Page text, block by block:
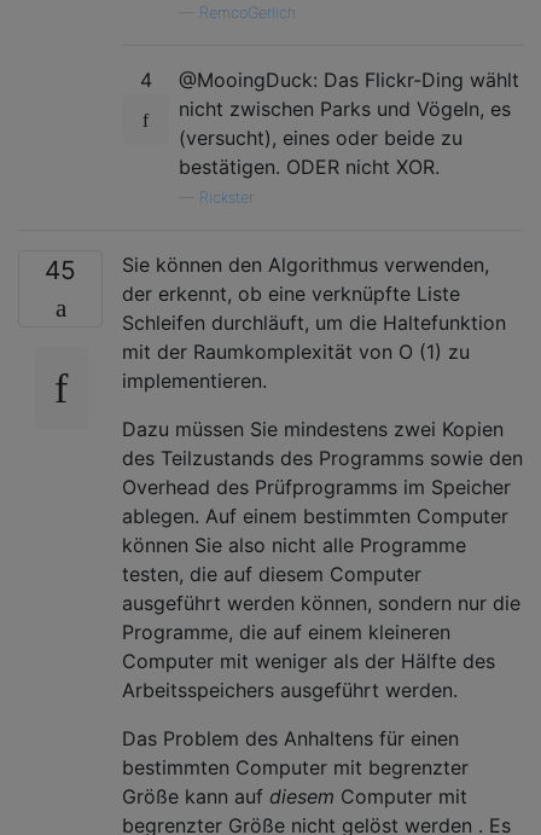
RemcoGerlich
4
@MooingDuck: Das Flickr-Ding wählt
nicht zwischen Parks und Vögeln, es
(versucht), eines oder beide zu
bestätigen. ODER nicht XOR.
Rickster
45
Sie können den Algorithmus verwenden,
der erkennt, ob eine verknüpfte Liste
Schleifen durchläuft, um die Haltefunktion
mit der Raumkomplexität von O (1) zu
implementieren.
Dazu müssen Sie mindestens zwei Kopien
des Teilzustands des Programms sowie den
Overhead des Prüfprogramms im Speicher
ablegen. Auf einem bestimmten Computer
können Sie also nicht alle Programme
testen, die auf diesem Computer
ausgeführt werden können, sondern nur die
Programme, die auf einem kleineren
Computer mit weniger als der Hälfte des
Arbeitsspeichers ausgeführt werden.
Das Problem des Anhaltens für einen
bestimmten Computer mit begrenzter
Größe kann auf diesem Computer mit
begrenzter Größe nicht gelöst werden . Es